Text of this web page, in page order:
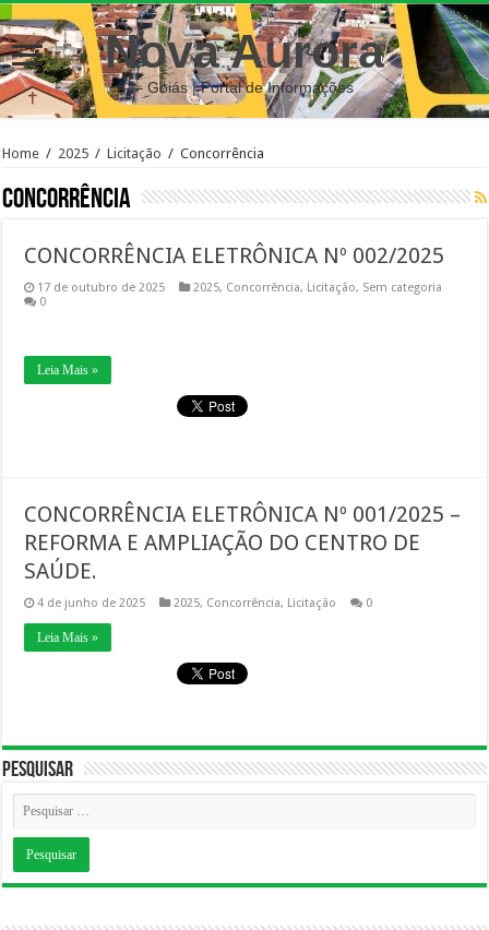
Nova Aurora
– Goiás | Portal de Informações
Home / 2025 / Licitação / Concorrência
Concorrência
CONCORRÊNCIA ELETRÔNICA Nº 002/2025
17 de outubro de 2025 2025, Concorrência, Licitação, Sem categoria
0
Leia Mais »
CONCORRÊNCIA ELETRÔNICA Nº 001/2025 –
REFORMA E AMPLIAÇÃO DO CENTRO DE
SAÚDE.
4 de junho de 2025 2025, Concorrência, Licitação 0
Leia Mais »
Pesquisar